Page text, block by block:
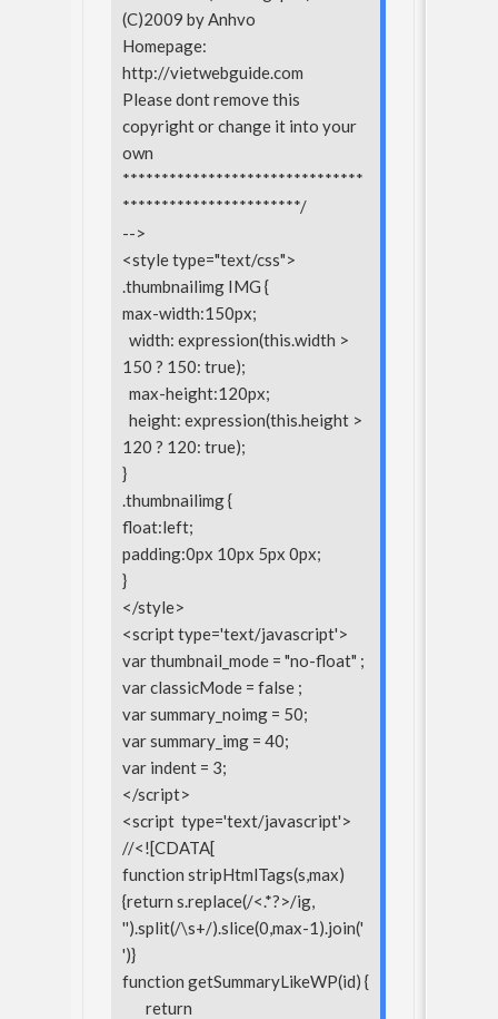
(C)2009 by Anhvo
Homepage:
http://vietwebguide.com
Please dont remove this
copyright or change it into your
own
*******************************
***********************/
-->
<style type="text/css">
.thumbnailimg IMG {
max-width:150px;
width: expression(this.width >
150 ? 150: true);
max-height:120px;
height: expression(this.height >
120 ? 120: true);
}
.thumbnailimg {
float:left;
padding:0px 10px 5px 0px;
}
</style>
<script type='text/javascript'>
var thumbnail_mode = "no-float" ;
var classicMode = false ;
var summary_noimg = 50;
var summary_img = 40;
var indent = 3;
</script>
<script type='text/javascript'>
//<![CDATA[
function stripHtmlTags(s,max)
{return s.replace(/<.*?>/ig,
'').split(/\s+/).slice(0,max-1).join('
')}
function getSummaryLikeWP(id) {
return